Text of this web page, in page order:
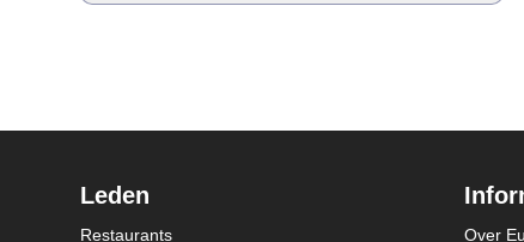
Leden
Restaurants Over